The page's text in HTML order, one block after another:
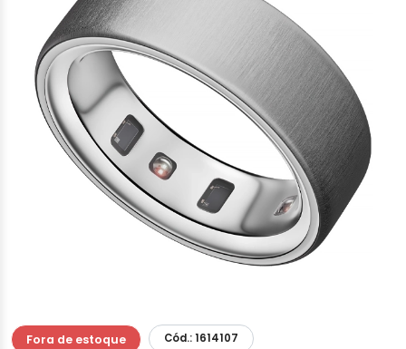
Fora de estoque Cód.: 1614107